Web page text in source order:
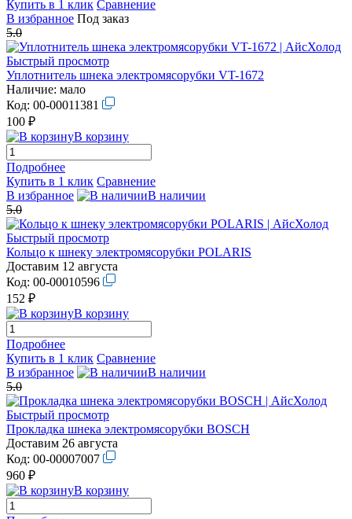
Купить в 1 клик Сравнение
В избранное Под заказ
5.0
Быстрый просмотр
Уплотнитель шнека электромясорубки VT-1672
Наличие: мало
Код: 00-00011381
100 ₽
В корзину
Подробнее
Купить в 1 клик Сравнение
В избранное
В наличии
5.0
Быстрый просмотр
Кольцо к шнеку электромясорубки POLARIS
Доставим 12 августа
Код: 00-00010596
152 ₽
В корзину
Подробнее
Купить в 1 клик Сравнение
В избранное
В наличии
5.0
Быстрый просмотр
Прокладка шнека электромясорубки BOSCH
Доставим 26 августа
Код: 00-00007007
960 ₽
В корзину